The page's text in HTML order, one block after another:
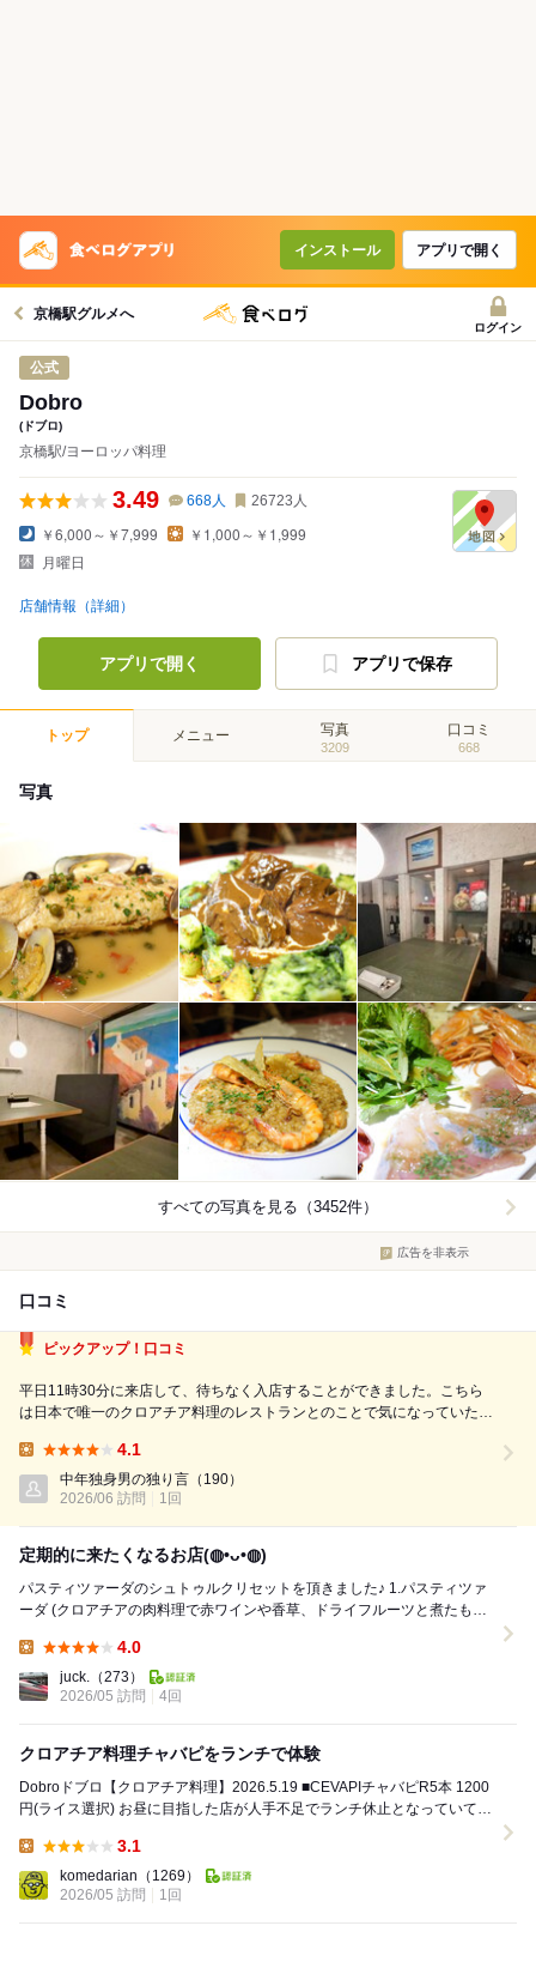
インストール アプリで開く
京橋駅グルメへ
ログイン
公式
Dobro
(ドブロ)
京橋駅/ヨーロッパ料理
3.49 668人 26723 人
￥6,000～￥7,999
￥1,000～￥1,999
月曜日
店舗情報（詳細）
アプリで開く アプリで保存
トップ メニュー 写真
3209
口コミ
668
写真
すべての写真を見る（3452件）
広告を非表示
口コミ
ピックアップ！口コミ
平日11時30分に来店して、待ちなく入店することができました。こちら
は日本で唯一のクロアチア料理のレストランとのことで気になっていたお
ク300g、チャバピ2本、ザワークラウト、ポテトサラダのプレートに、ご
飯、パンのセットでし...
4.1
中年独身男の独り言 （190）
2026/06 訪問
1回
定期的に来たくなるお店(⁠◍⁠•⁠ᴗ⁠•⁠◍⁠)
パスティツァーダのシュトゥルクリセットを頂きました♪ 1.パスティツァ
ーダ (クロアチアの肉料理で赤ワインや香草、ドライフルーツと煮たもの)
4.0
juck. （273）
2026/05 訪問
4回
クロアチア料理チャバピをランチで体験
Dobroドブロ【クロアチア料理】2026.5.19 ■CEVAPIチャバピR5本 1200
円(ライス選択) お昼に目指した店が人手不足でランチ休止となっていて並
3.1
komedarian （1269）
2026/05 訪問
1回